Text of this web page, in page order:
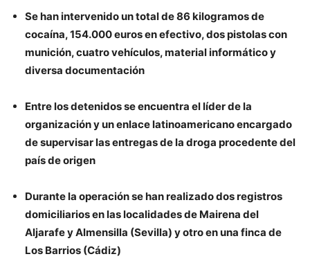
Se han intervenido un total de 86 kilogramos de
cocaína, 154.000 euros en efectivo, dos pistolas con
munición, cuatro vehículos, material informático y
diversa documentación
Entre los detenidos se encuentra el líder de la
organización y un enlace latinoamericano encargado
de supervisar las entregas de la droga procedente del
país de origen
Durante la operación se han realizado dos registros
domiciliarios en las localidades de Mairena del
Aljarafe y Almensilla (Sevilla) y otro en una finca de
Los Barrios (Cádiz)